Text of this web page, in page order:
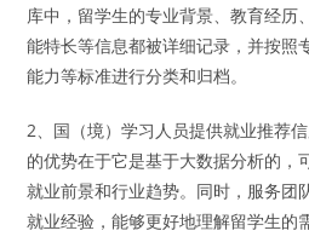
库中，留学生的专业背景、教育经历
能特长等信息都被详细记录，并按照
能力等标准进行分类和归档。
2、国（境）学习人员提供就业推荐
的优势在于它是基于大数据分析的，
就业前景和行业趋势。同时，服务团
就业经验，能够更好地理解留学生的